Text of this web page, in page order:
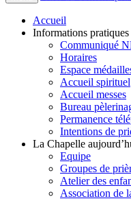
Accueil
Informations pratiques
Communiqué
Horaires
Espace
Accueil spirituel
Accueil messes
Bureau
Permanence
Intentions de
La Chapelle
Equipe
Groupes de
Atelier des
Association de